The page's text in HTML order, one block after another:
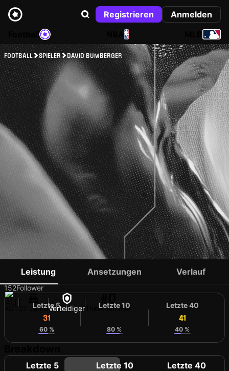
Registrieren
Anmelden
NBA
FOOTBALL SPIELER DAVID BUMBERGER
DAVID BUMBERGER
152Follower
27 JahreVerteidiger Trikotnummer
Leistung Ansetzungen Verlauf
Letzte 5
31
60 %
Letzte 10
80 %
Letzte 40
41
40 %
Letzte 5 Letzte 10 Letzte 40